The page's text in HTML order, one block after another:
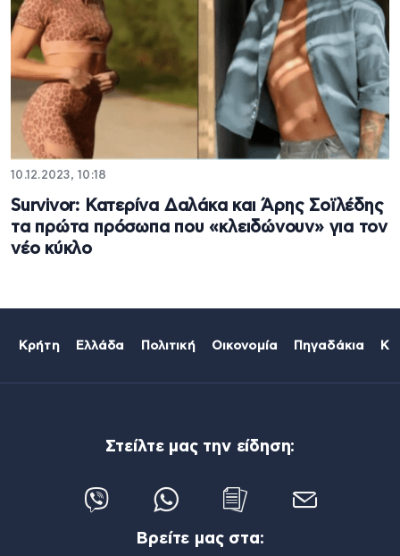
10.12.2023, 10:18
Survivor: Κατερίνα Δαλάκα και Άρης Σοϊλέδης
τα πρώτα πρόσωπα που «κλειδώνουν» για τον
νέο κύκλο
Κρήτη Ελλάδα Πολιτική Οικονομία Πηγαδάκια
Στείλτε μας την είδηση:
Βρείτε μας στα: